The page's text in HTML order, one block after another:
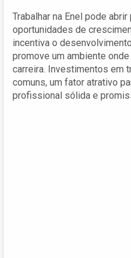
Trabalhar na Enel pode
oportunidades de
incentiva o
promove um ambiente
carreira. Investimentos em
comuns, um fator atrativo
profissional sólida e